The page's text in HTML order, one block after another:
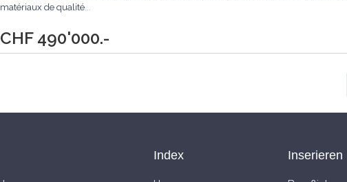
CHF 490'000.-
matériaux de qualité...
Index Inserieren